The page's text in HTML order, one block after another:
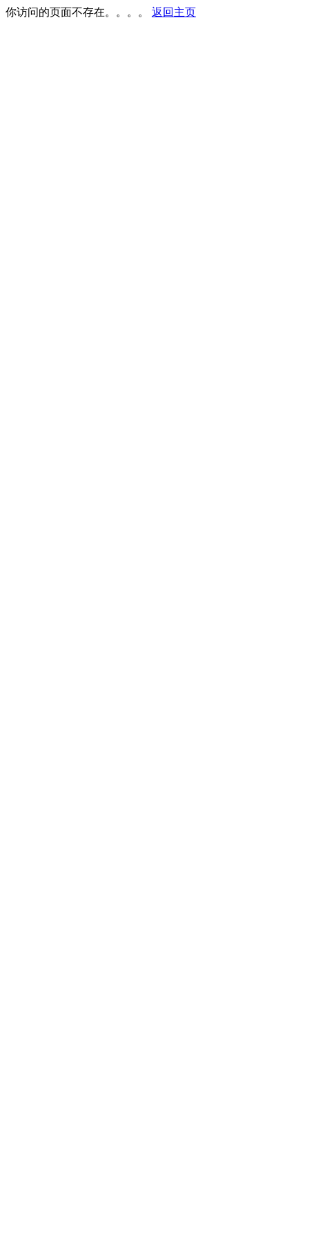
你访问的页面不存在。。。。 返回主页